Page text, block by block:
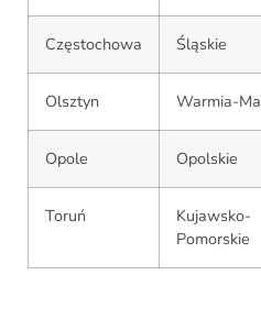
Częstochowa Śląskie
Olsztyn Warmia-
Opole Opolskie
Toruń
Kujawsko-
Pomorskie